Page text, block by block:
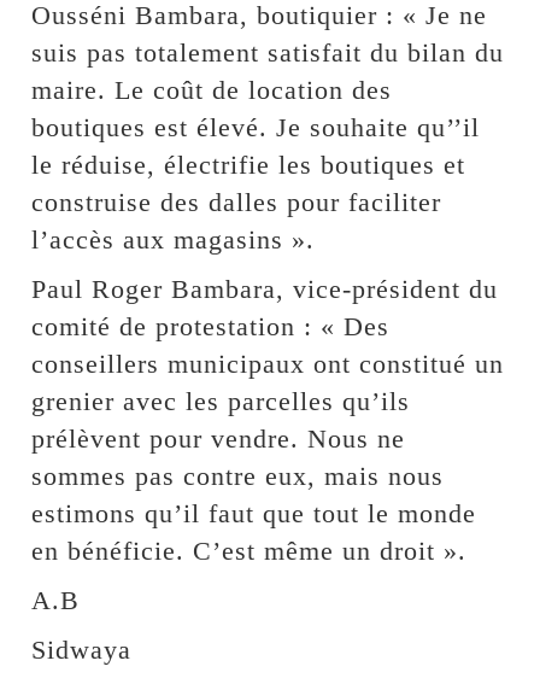
Ousséni Bambara, boutiquier : « Je ne
suis pas totalement satisfait du bilan du
maire. Le coût de location des
boutiques est élevé. Je souhaite qu’’il
le réduise, électrifie les boutiques et
construise des dalles pour faciliter
l’accès aux magasins ».
Paul Roger Bambara, vice-président du
comité de protestation : « Des
conseillers municipaux ont constitué un
grenier avec les parcelles qu’ils
prélèvent pour vendre. Nous ne
sommes pas contre eux, mais nous
estimons qu’il faut que tout le monde
en bénéficie. C’est même un droit ».
A.B
Sidwaya